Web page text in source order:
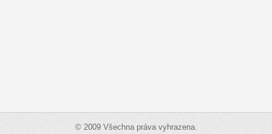
© 2009 Všechna práva vyhrazena.